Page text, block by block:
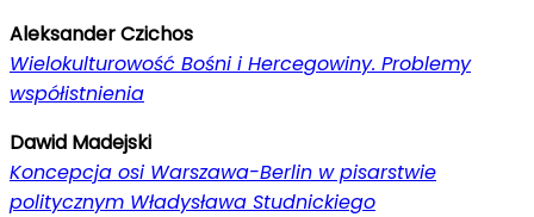
Aleksander Czichos
Wielokulturowość Bośni i Hercegowiny. Problemy
współistnienia
Dawid Madejski
Koncepcja osi Warszawa-Berlin w pisarstwie
politycznym Władysława Studnickiego